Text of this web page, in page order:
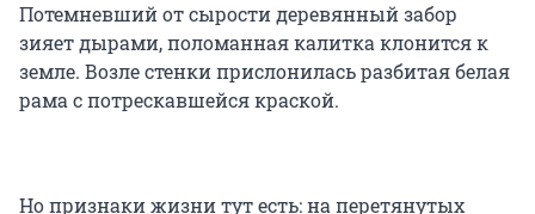
Потемневший от сырости деревянный забор
зияет дырами, поломанная калитка клонится к
земле. Возле стенки прислонилась разбитая белая
рама с потрескавшейся краской.
Но признаки жизни тут есть: на перетянутых